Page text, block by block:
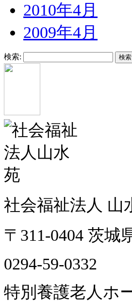
2010年4月
2009年4月
検索:
社会福祉法人 山
〒311-0404 茨城
0294-59-0332
特別養護老人ホ